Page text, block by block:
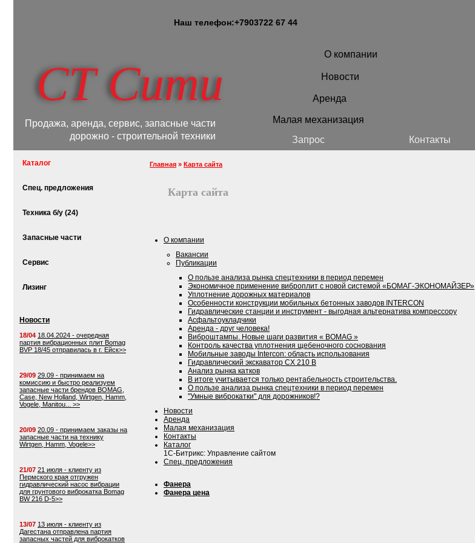
Наш телефон:+7903722 67 44
О компании
Новости
Аренда
Малая механизация
СТ Сити
Продажа, аренда, сервис, запасные части
дорожно - строительной техники
Запрос Контакты
Главная » Карта сайта
Карта сайта
О компании
Вакансии
Публикации
О пользе анализа рынка спецтехники в период перемен
Экономичное применение виброплит с новой системой «БОМАГ-ЭКОНОМАЙЗЕР»
Уплотнение дорожных материалов
Особенности конструкции мобильных бетонных заводов INTERCON
Гидравлические станции и инструмент - выгодная альтернатива компрессору
Асфальтоукладчики
Аренда - друг человека!
Виброштампы. Новые шаги развития « BOMAG »
Контроль качества уплотнения щебеночного соснования
Мобильные заводы Intercon: область использования
Гидравлический экскаватор CX 210 B
Анализ рынка катков
В итоге учитывается только рентабельность строительства.
О пользе анализа рынка спецтехники в период перемен
"Умные виброкатки" для дорожников!?
Новости
Аренда
Малая механизация
Контакты
Каталог
1С-Битрикс: Управление сайтом
Спец. предложения
Фанера
Фанера цена
Каталог
Спец. предложения
Техника б/у (24)
Запасные части
Сервис
Лизинг
Новости
18/04 18.04.2024 - очередная
партия вибрационных плит Bomag
BVP 18/45 отправилась в г. Ейск>>
29/09 29.09 - принимаем на
комиссию и быстро реализуем
запасные части брендов BOMAG,
Case, New Holland, Wirtgen, Hamm,
Vogele, Manitou... >>
20/09 20.09 - принимаем заказы на
запасные части на технику
Wirtgen, Hamm, Vogele>>
21/07 21 июля - клиенту из
Пермского края отгружен
гидравлический насос вибрации
для грунтового виброкатка Bomag
BW 216 D-5>>
13/07 13 июля - клиенту из
Дагестана отправлена партия
запасных частей для виброкатков